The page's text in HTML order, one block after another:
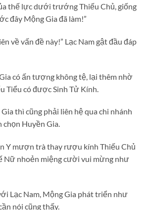
thế lực dưới trướng Thiếu Chủ, giống
đây Mộng Gia đã làm!”
về vấn đề này!” Lạc Nam gật đầu đáp
có ấn tượng không tệ, lại thêm nhờ
Tiểu có được Sinh Tử Kính.
thì cũng phải liên hệ qua chi nhánh
chọn Huyền Gia.
Y mượn trà thay rượu kính Thiếu Chủ
Nữ nhoẻn miệng cười vui mừng như
Lạc Nam, Mộng Gia phát triển như
nói cũng thấy.